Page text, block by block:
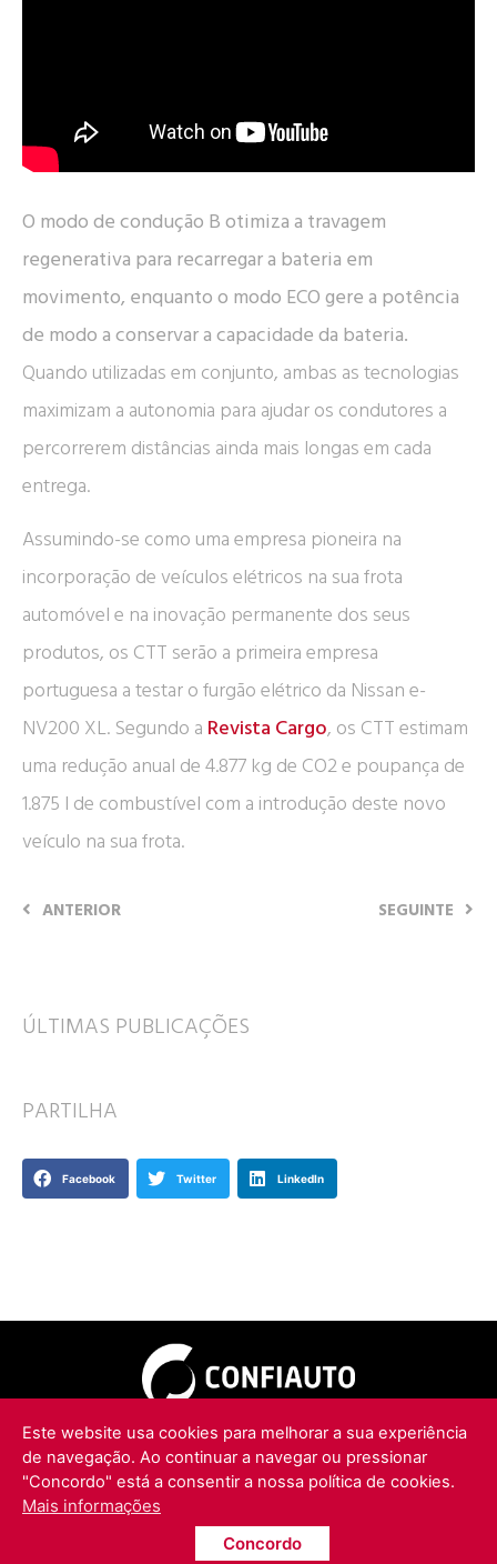
O modo de condução B otimiza a travagem
regenerativa para recarregar a bateria em
movimento, enquanto o modo ECO gere a potência
de modo a conservar a capacidade da bateria.
Quando utilizadas em conjunto, ambas as tecnologias
maximizam a autonomia para ajudar os condutores a
percorrerem distâncias ainda mais longas em cada
entrega.
Assumindo-se como uma empresa pioneira na
incorporação de veículos elétricos na sua frota
automóvel e na inovação permanente dos seus
produtos, os CTT serão a primeira empresa
portuguesa a testar o furgão elétrico da Nissan e-
NV200 XL. Segundo a Revista Cargo, os CTT estimam
uma redução anual de 4.877 kg de CO2 e poupança de
1.875 l de combustível com a introdução deste novo
veículo na sua frota.
ANTERIOR SEGUINTE
ÚLTIMAS PUBLICAÇÕES
PARTILHA
Facebook Twitter LinkedIn
POLÍTICA DE PRIVACIDADE
Este website usa cookies para melhorar a sua experiência
de navegação. Ao continuar a navegar ou pressionar
"Concordo" está a consentir a nossa política de cookies.
Mais informações
Concordo